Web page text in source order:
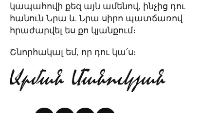
կապահովի քեզ այն ամենով, ինչից դու
հանուն Նրա և Նրա սիրո պատճառով
հրաժարվել ես քո կյանքում։
Շնորհակալ եմ, որ դու կա՛ս։